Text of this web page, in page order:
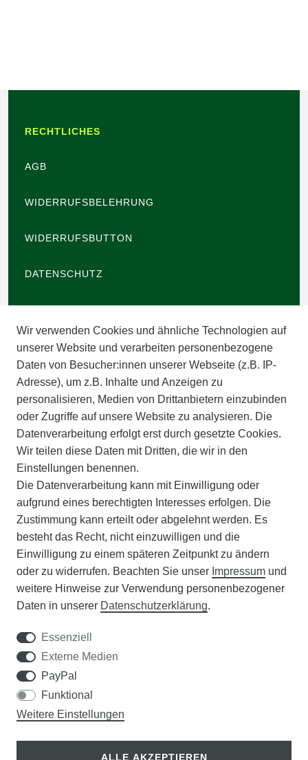
RECHTLICHES
AGB
WIDERRUFSBELEHRUNG
WIDERRUFSBUTTON
DATENSCHUTZ
IMPRESSUM
INFORMATIONEN
ZAHLUNGSARTEN
VERSAND
BATTERIEENTSORGUNG
VERANSTALTUNGEN
APOTHEKERSCHRANK
WISSENSWERTES
DER WEG ZUM TRAUMRASEN
Samen Rohde GmbH
Wir verwenden Cookies und ähnliche Technologien auf
unserer Website und verarbeiten personenbezogene
Daten von Besucher:innen unserer Webseite (z.B. IP-
Adresse), um z.B. Inhalte und Anzeigen zu
personalisieren, Medien von Drittanbietern einzubinden
oder Zugriffe auf unsere Website zu analysieren. Die
Datenverarbeitung erfolgt erst durch gesetzte Cookies.
Wir teilen diese Daten mit Dritten, die wir in den
Einstellungen benennen.
Die Datenverarbeitung kann mit Einwilligung oder
aufgrund eines berechtigten Interesses erfolgen. Die
Zustimmung kann erteilt oder abgelehnt werden. Es
besteht das Recht, nicht einzuwilligen und die
Einwilligung zu einem späteren Zeitpunkt zu ändern
oder zu widerrufen. Beachten Sie unser Impressum und
weitere Hinweise zur Verwendung personenbezogener
Daten in unserer Daten­schutz­erklärung.
Essenziell
Externe Medien
PayPal
Funktional
Weitere Einstellungen
ALLE AKZEPTIEREN